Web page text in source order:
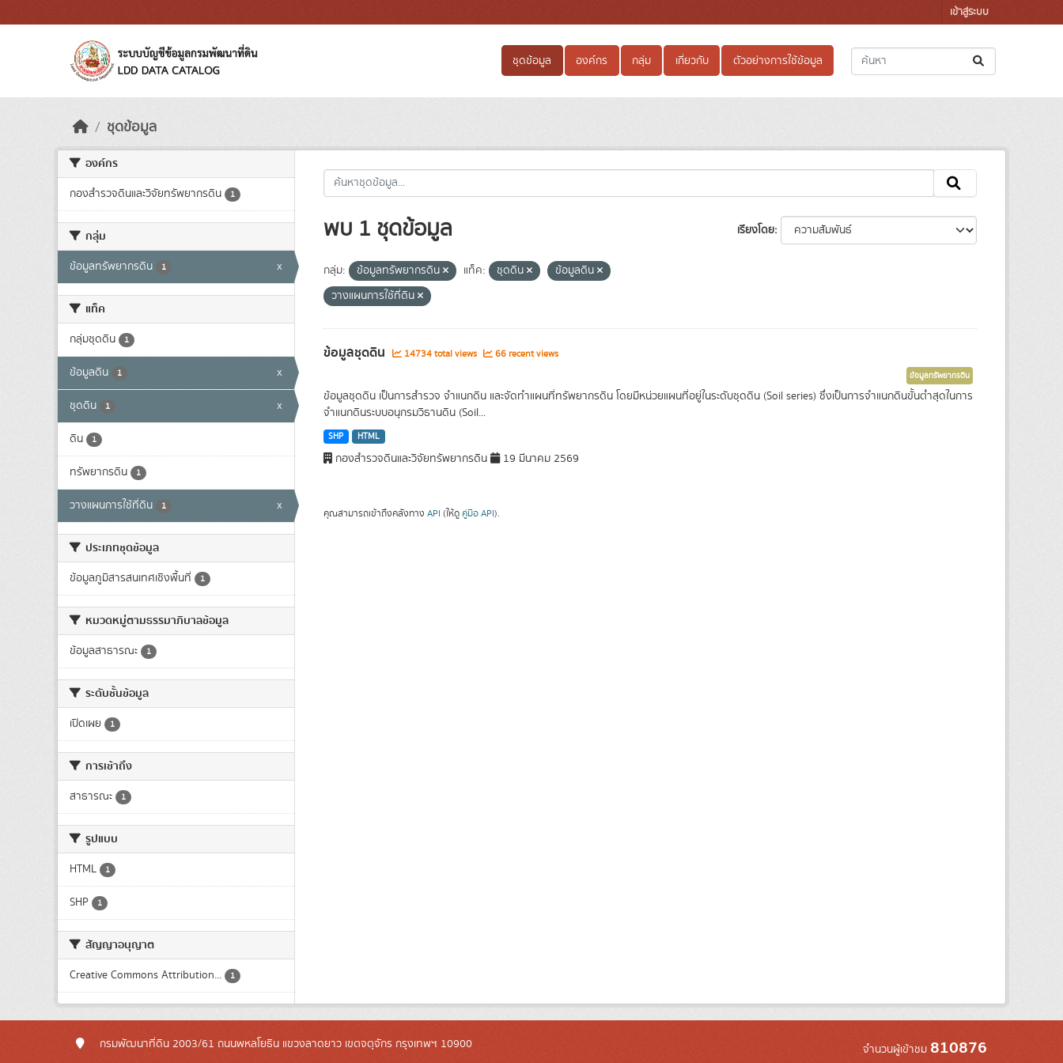
เข้าสู่ระบบ
ชุดข้อมูล องค์กร กลุ่ม เกี่ยวกับ ตัวอย่างการใช้ข้อมูล
ชุดข้อมูล
องค์กร
กองสำรวจดินและวิจัยทรัพยากรดิน 1
กลุ่ม
ข้อมูลทรัพยากรดิน 1 x
แท็ค
กลุ่มชุดดิน 1
ข้อมูลดิน 1 x
ชุดดิน 1 x
ดิน 1
ทรัพยากรดิน 1
วางแผนการใช้ที่ดิน 1 x
ประเภทชุดข้อมูล
ข้อมูลภูมิสารสนเทศเชิงพื้นที่ 1
หมวดหมู่ตามธรรมาภิบาลข้อมูล
ข้อมูลสาธารณะ 1
ระดับชั้นข้อมูล
เปิดเผย 1
การเข้าถึง
สาธารณะ 1
รูปแบบ
HTML 1
SHP 1
สัญญาอนุญาต
Creative Commons Attribution... 1
เรียงโดย
พบ 1 ชุดข้อมูล
กลุ่ม: ข้อมูลทรัพยากรดิน แท็ค: ชุดดิน
ข้อมูลดิน
วางแผนการใช้ที่ดิน
ข้อมูลชุดดิน 14734 total views 66 recent views
ข้อมูลทรัพยากรดิน
ข้อมูลชุดดิน เป็นการสำรวจ จำแนกดิน และจัดทำแผนที่ทรัพยากรดิน โดยมีหน่วยแผนที่อยู่ในระดับชุดดิน (Soil series) ซึ่งเป็นการจำแนกดินขั้นต่ำสุดในการ
จำแนกดินระบบอนุกรมวิธานดิน (Soil...
SHP HTML
กองสำรวจดินและวิจัยทรัพยากรดิน 19 มีนาคม 2569
คุณสามารถเข้าถึงคลังทาง API (ให้ดู คู่มือ API).
กรมพัฒนาที่ดิน 2003/61 ถนนพหลโยธิน แขวงลาดยาว เขตจตุจักร กรุงเทพฯ 10900 จำนวนผู้เข้าชม 810876